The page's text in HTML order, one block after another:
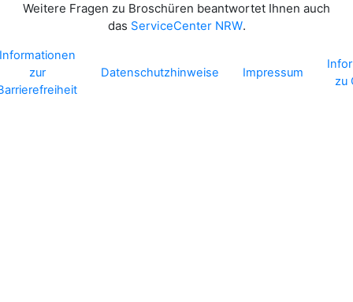
Weitere Fragen zu Broschüren beantwortet Ihnen auch
das ServiceCenter NRW.
zur
Datenschutzhinweise Impressum
zu